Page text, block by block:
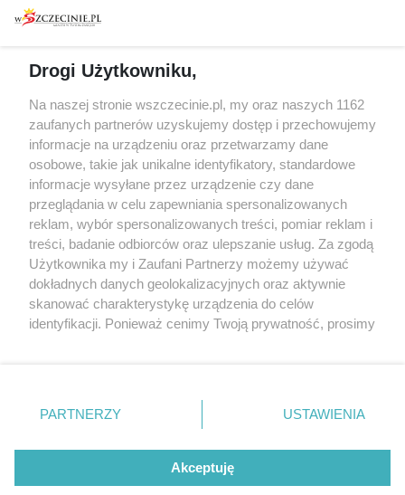
Spacery i oprowadzania
targi
Wernisaże
Więcej
Specjalny koncert z okazji
20. urodzin portalu
wSzczecinie.pl
Regulamin konkursów
śniadaniówka "Hej
Szczecin! Jest piątek!"
Partnerzy
Praca Szczecin
© 2026 wSzczecinie.pl
Created by GOD
Drogi Użytkowniku,
Na naszej stronie wszczecinie.pl, my oraz naszych 1162
zaufanych partnerów uzyskujemy dostęp i przechowujemy
informacje na urządzeniu oraz przetwarzamy dane
osobowe, takie jak unikalne identyfikatory, standardowe
informacje wysyłane przez urządzenie czy dane
przeglądania w celu zapewniania spersonalizowanych
reklam, wybór spersonalizowanych treści, pomiar reklam i
treści, badanie odbiorców oraz ulepszanie usług. Za zgodą
Użytkownika my i Zaufani Partnerzy możemy używać
dokładnych danych geolokalizacyjnych oraz aktywnie
skanować charakterystykę urządzenia do celów
identyfikacji. Ponieważ cenimy Twoją prywatność, prosimy
prywatności znajdujący się w lewym dolnym rogu strony
. Niektóre rodzaje przetwarzania danych nie wymagają
takiemu przetwarzaniu. Preferencje będą miały
zastosowania tylko na tej witrynie.
PARTNERZY USTAWIENIA
Akceptuję